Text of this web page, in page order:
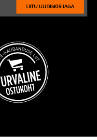
LIITU UUDISKIRJAGA